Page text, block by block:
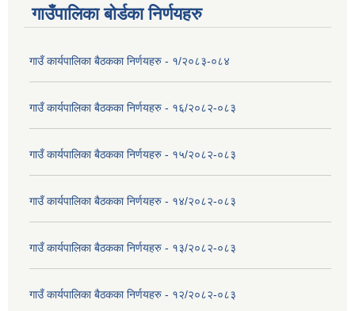
गाउँपालिका बोर्डका निर्णयहरु
गाउँ कार्यपालिका बैठकका निर्णयहरु - १/२०८३-०८४
गाउँ कार्यपालिका बैठकका निर्णयहरु - १६/२०८२-०८३
गाउँ कार्यपालिका बैठकका निर्णयहरु - १५/२०८२-०८३
गाउँ कार्यपालिका बैठकका निर्णयहरु - १४/२०८२-०८३
गाउँ कार्यपालिका बैठकका निर्णयहरु - १३/२०८२-०८३
गाउँ कार्यपालिका बैठकका निर्णयहरु - १२/२०८२-०८३